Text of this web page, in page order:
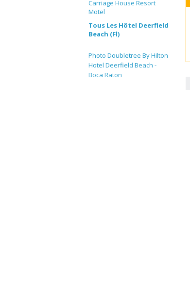
Carriage House Resort
Motel
Tous Les Hôtel Deerfield
Beach (Fl)
Photo Doubletree By Hilton
Hotel Deerfield Beach -
Boca Raton